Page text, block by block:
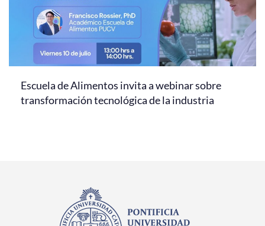
Escuela de Alimentos invita a webinar sobre
transformación tecnológica de la industria